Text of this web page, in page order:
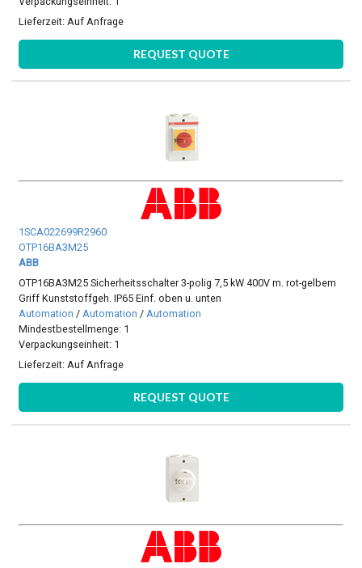
Lieferzeit: Auf Anfrage
REQUEST QUOTE
1SCA022699R2960
OTP16BA3M25
ABB
OTP16BA3M25 Sicherheitsschalter 3-polig 7,5 kW 400V m. rot-gelbem
Griff Kunststoffgeh. IP65 Einf. oben u. unten
Automation /Automation /Automation
Mindestbestellmenge: 1
Verpackungseinheit: 1
Lieferzeit:Auf Anfrage
REQUEST QUOTE